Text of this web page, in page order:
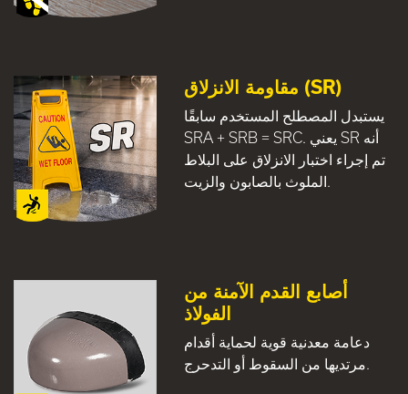
مقاومة الانزلاق (SR)
يستبدل المصطلح المستخدم سابقًا
SRA + SRB = SRC. يعني SR أنه
تم إجراء اختبار الانزلاق على البلاط
الملوث بالصابون والزيت.
أصابع القدم الآمنة من
الفولاذ
دعامة معدنية قوية لحماية أقدام
مرتديها من السقوط أو التدحرج.